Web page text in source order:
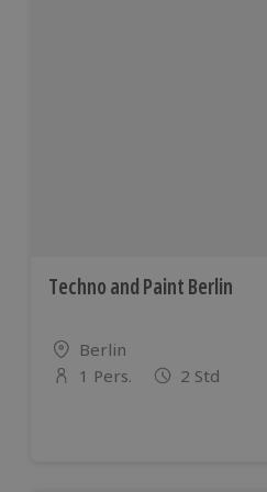
Techno and Paint Berlin
Standort
Berlin
Anzahl der Teilnehmer
1 Pers. 2 Std